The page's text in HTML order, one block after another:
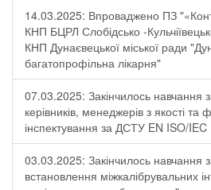
14.03.2025: Впроваджено ПЗ
КНП БЦРЛ Слобідсько -
КНП Дунаєвецької міської ради
багатопрофільна лікарня"
07.03.2025: Закінчилось навчання
керівників, менеджерів з якості та
інспектування за ДСТУ EN ISO/
03.03.2025: Закінчилось навчання
встановлення міжкалібрувальних